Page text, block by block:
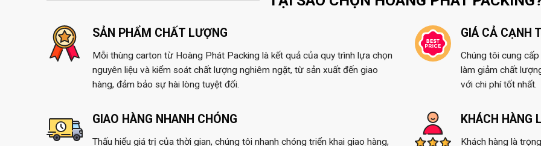
SẢN PHẨM CHẤT LƯỢNG
Mỗi thùng carton từ Hoàng Phát Packing là kết quả của quy trình lựa chọn
nguyên liệu và kiểm soát chất lượng nghiêm ngặt, từ sản xuất đến giao
hàng, đảm bảo sự hài lòng tuyệt đối.
GIÁ CẢ CẠNH
Chúng tôi cung
làm giảm chất
với chi phí tốt nhất.
GIAO HÀNG NHANH CHÓNG
Thấu hiểu giá trị của thời gian, chúng tôi nhanh chóng triển khai giao hàng,
KHÁCH HÀNG
Khách hàng là